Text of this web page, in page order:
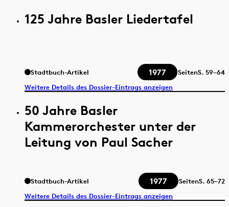
125 Jahre Basler Liedertafel
Stadtbuch-Artikel 1977 SeitenS. 59–64
Weitere Details des Dossier-Eintrags anzeigen
50 Jahre Basler
Kammerorchester unter der
Leitung von Paul Sacher
Stadtbuch-Artikel 1977 SeitenS. 65–72
Weitere Details des Dossier-Eintrags anzeigen